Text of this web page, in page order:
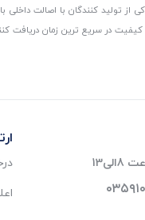
از تولید کنندگان با اصالت
کیفیت در سریع ترین زمان دریافت